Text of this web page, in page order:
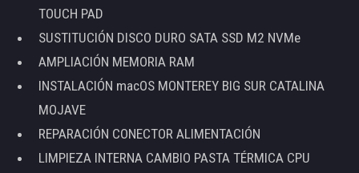
TOUCH PAD
SUSTITUCIÓN DISCO DURO SATA SSD M2 NVMe
AMPLIACIÓN MEMORIA RAM
INSTALACIÓN macOS MONTEREY BIG SUR CATALINA
MOJAVE
REPARACIÓN CONECTOR ALIMENTACIÓN
LIMPIEZA INTERNA CAMBIO PASTA TÉRMICA CPU